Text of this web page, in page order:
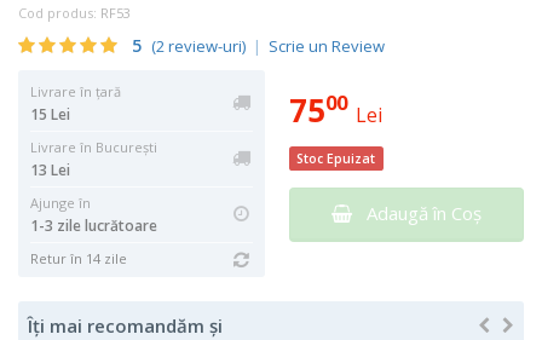
Cod produs: RF53
5 (2review-uri) | Scrie un Review
Livrare în țară
15 Lei
Livrare în București
13 Lei
Ajunge în
1-3 zile lucrătoare
Retur în 14 zile
7500 Lei
Stoc Epuizat
Adaugă în Coş
Îți mai recomandăm și